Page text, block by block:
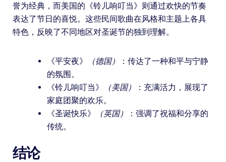
誉为经典，而美国的《铃儿响叮当》则通过欢快的节奏
表达了节日的喜悦。这些民间歌曲在风格和主题上各具
特色，反映了不同地区对圣诞节的独到理解。
《平安夜》 （德国）
：传达了一种和平与宁静
的氛围。
《铃儿响叮当》
（美国）
：充满活力，展现了
家庭团聚的欢乐。
《圣诞快乐》
（英国）
：强调了祝福和分享的
传统。
结论